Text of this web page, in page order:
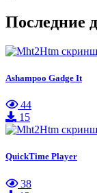
Последние
Ashampoo Gadge It
44
15
QuickTime Player
38